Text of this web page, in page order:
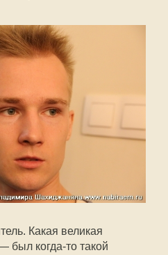
Какая великая
когда-то такой